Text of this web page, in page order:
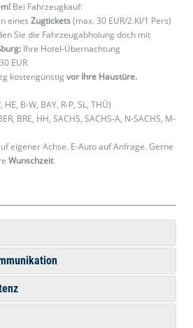
Bei Fahrzeugkauf:
eines Zugtickets(max. 30 EUR/2.Kl/1 Pers)
Sie die Fahrzeugabholung doch mit
Ihre Hotel-Übernachtung
EUR
kostengünstig vor Ihre Haustüre.
HE, B-W, BAY, R-P, SL, THÜ)
BRE, HH, SACHS, SACHS-A, N-SACHS, M-
eigener Achse. E-Auto auf Anfrage. Gerne
Wunschzeit.